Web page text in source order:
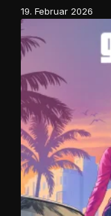
19. Februar 2026